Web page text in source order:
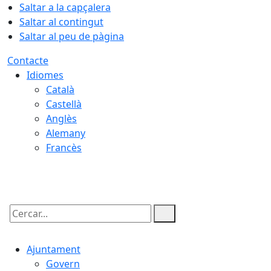
Saltar a la capçalera
Saltar al contingut
Saltar al peu de pàgina
Contacte
Idiomes
Català
Castellà
Anglès
Alemany
Francès
Cercar:
Ajuntament
Govern